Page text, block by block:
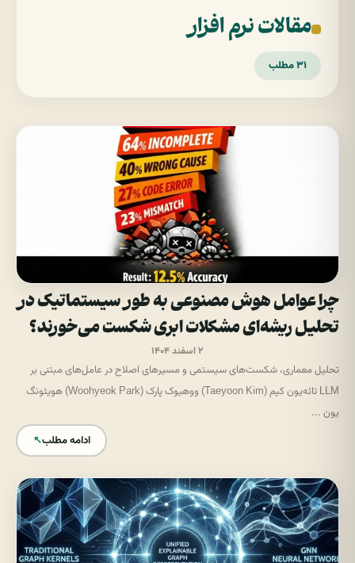
مقالات نرم افزار
۳۱ مطلب
چرا عوامل هوش مصنوعی به طور سیستماتیک در
تحلیل ریشه‌ای مشکلات ابری شکست می‌خورند؟
۲ اسفند ۱۴۰۴
تحلیل معماری، شکست‌های سیستمی و مسیرهای اصلاح در عامل‌های مبتنی بر
LLM تائه‌یون کیم (Taeyoon Kim) وو‌هیوک پارک (Woohyeok Park) هو‌یئونگ
یون ...
ادامه مطلب↖